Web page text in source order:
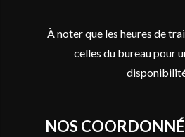
À noter que les heures de
celles du bureau pour
NOS